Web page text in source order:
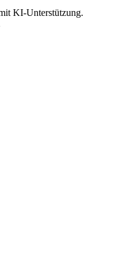
KI-Unterstützung.